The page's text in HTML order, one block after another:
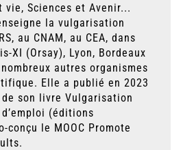
vie, Sciences et Avenir...
la vulgarisation
au CNAM, au CEA, dans
XI (Orsay), Lyon, Bordeaux
autres organismes
Elle a publié en 2023
son livre Vulgarisation
(éditions
conçu le MOOC Promote